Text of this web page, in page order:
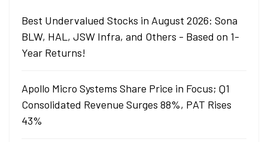
Best Undervalued Stocks in August 2026: Sona
BLW, HAL, JSW Infra, and Others - Based on 1-
Year Returns!
Apollo Micro Systems Share Price in Focus; Q1
Consolidated Revenue Surges 88%, PAT Rises
43%